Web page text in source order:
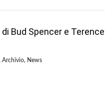
Bud Spencer e Terence
Archivio, News